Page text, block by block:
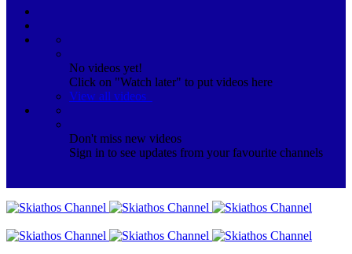
No videos yet!
Click on "Watch later" to put videos here
View all videos
Don't miss new videos
Sign in to see updates from your favourite channels